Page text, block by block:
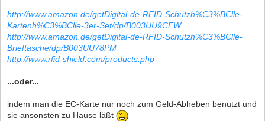
http://www.amazon.de/getDigital-de-RFID-Schutzh%C3%BClle-
Kartenh%C3%BClle-3er-Set/dp/B003UU9CEW
http://www.amazon.de/getDigital-de-RFID-Schutzh%C3%BClle-
Brieftasche/dp/B003UU78PM
http://www.rfid-shield.com/products.php
...oder...
indem man die EC-Karte nur noch zum Geld-Abheben benutzt und
sie ansonsten zu Hause läßt